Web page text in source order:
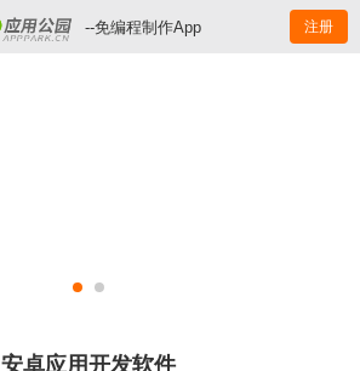
--免编程制作App 注册
安卓应用开发软件